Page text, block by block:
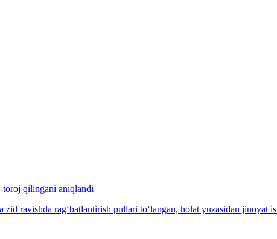
toroj qilingani aniqlandi
ravishda rag‘batlantirish pullari to‘langan, holat yuzasidan jinoyat